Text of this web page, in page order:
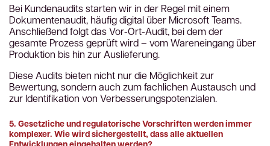
Bei Kundenaudits starten wir in der Regel mit einem
Dokumentenaudit, häufig digital über Microsoft Teams.
Anschließend folgt das Vor-Ort-Audit, bei dem der
gesamte Prozess geprüft wird – vom Wareneingang über
Produktion bis hin zur Auslieferung.
Diese Audits bieten nicht nur die Möglichkeit zur
Bewertung, sondern auch zum fachlichen Austausch und
zur Identifikation von Verbesserungspotenzialen.
5. Gesetzliche und regulatorische Vorschriften werden immer
komplexer. Wie wird sichergestellt, dass alle aktuellen